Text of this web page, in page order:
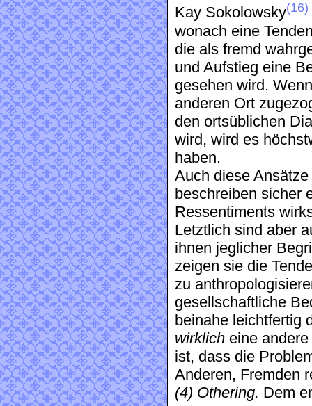
Kay Sokolowsky(16)
wonach eine
die als fremd
und Aufstieg eine
gesehen wird.
anderen Ort
den ortsüblichen
wird, wird es
haben.
Auch diese
beschreiben sicher
Ressentiments
Letztlich sind aber
ihnen jeglicher
zeigen sie die
zu
gesellschaftliche
beinahe leichtfertig
wirklich eine
ist, dass die
Anderen, Fremden
(4) Othering. Dem